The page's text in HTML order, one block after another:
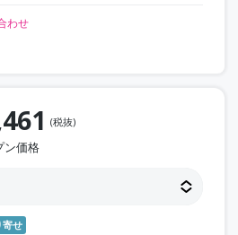
わせ
(税抜)
ン価格
寄せ